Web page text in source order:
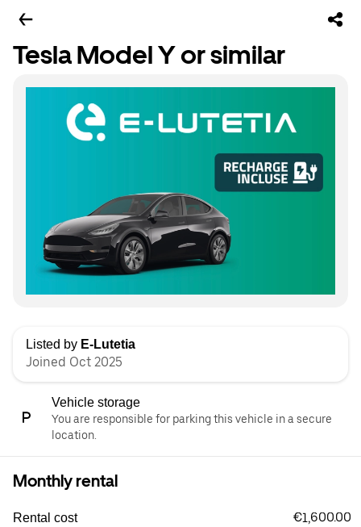
Tesla Model Y or similar
Listed by E-Lutetia
Joined Oct 2025
Vehicle storage
You are responsible for parking this vehicle in a secure
location.
Monthly rental
Rental cost €1,600.00